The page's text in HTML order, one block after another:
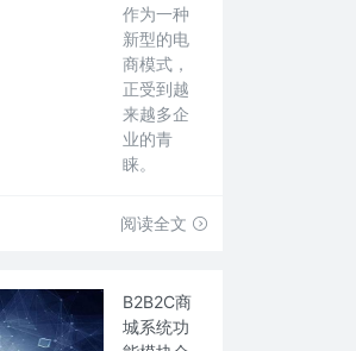
作为一种
新型的电
商模式，
正受到越
来越多企
业的青
睐。
阅读全文
B2B2C商
城系统功